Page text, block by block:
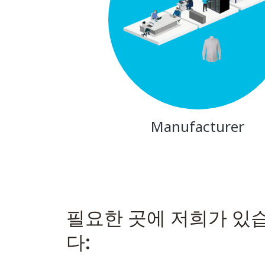
필요한 곳에 저희가 있
다: